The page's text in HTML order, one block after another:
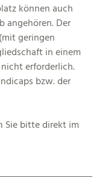
können auch
angehören. Der
geringen
in einem
erforderlich.
bzw. der
Sie bitte direkt im